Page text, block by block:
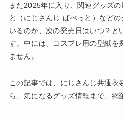
また2025年に入り、関連グッズ
と（にじさんじ ぱぺっと）など
いるのか、次の発売日はいつ？と
す。中には、コスプレ用の型紙を
ません。
この記事では、にじさんじ共通衣
ら、気になるグッズ情報まで、網